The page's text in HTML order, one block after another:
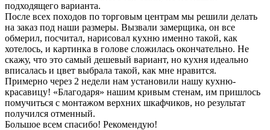
подходящего варианта.
После всех походов по торговым центрам мы решили делать
на заказ под наши размеры. Вызвали замерщика, он все
обмерил, посчитал, нарисовал кухню именно такой, как
хотелось, и картинка в голове сложилась окончательно. Не
скажу, что это самый дешевый вариант, но кухня идеально
вписалась и цвет выбрала такой, как мне нравится.
Примерно через 2 недели нам установили нашу кухню-
красавицу! «Благодаря» нашим кривым стенам, им пришлось
помучиться с монтажом верхних шкафчиков, но результат
получился отменный.
Большое всем спасибо! Рекомендую!